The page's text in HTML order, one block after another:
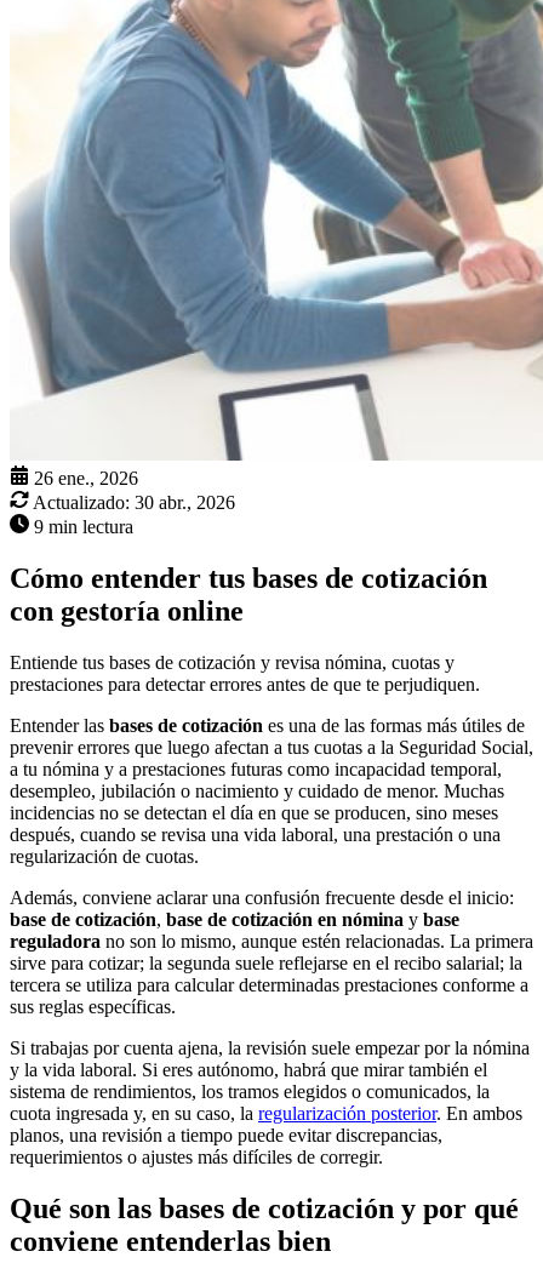
26 ene., 2026
Actualizado: 30 abr., 2026
9 min lectura
Cómo entender tus bases de cotización
con gestoría online
Entiende tus bases de cotización y revisa nómina, cuotas y
prestaciones para detectar errores antes de que te perjudiquen.
Entender las bases de cotización es una de las formas más útiles de
prevenir errores que luego afectan a tus cuotas a la Seguridad Social,
a tu nómina y a prestaciones futuras como incapacidad temporal,
desempleo, jubilación o nacimiento y cuidado de menor. Muchas
incidencias no se detectan el día en que se producen, sino meses
después, cuando se revisa una vida laboral, una prestación o una
regularización de cuotas.
Además, conviene aclarar una confusión frecuente desde el inicio:
base de cotización, base de cotización en nómina y base
reguladora no son lo mismo, aunque estén relacionadas. La primera
sirve para cotizar; la segunda suele reflejarse en el recibo salarial; la
tercera se utiliza para calcular determinadas prestaciones conforme a
sus reglas específicas.
Si trabajas por cuenta ajena, la revisión suele empezar por la nómina
y la vida laboral. Si eres autónomo, habrá que mirar también el
sistema de rendimientos, los tramos elegidos o comunicados, la
cuota ingresada y, en su caso, la regularización posterior. En ambos
planos, una revisión a tiempo puede evitar discrepancias,
requerimientos o ajustes más difíciles de corregir.
Qué son las bases de cotización y por qué
conviene entenderlas bien